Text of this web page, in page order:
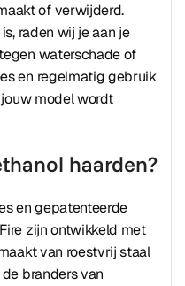
of verwijderd.
raden wij je aan je
waterschade of
en regelmatig gebruik
model wordt
haarden?
en gepatenteerde
zijn ontwikkeld met
van roestvrij staal
branders van